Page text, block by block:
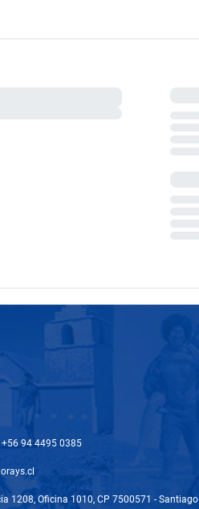
94 4495 0385
1208, Oficina 1010, CP 7500571 - Santiago